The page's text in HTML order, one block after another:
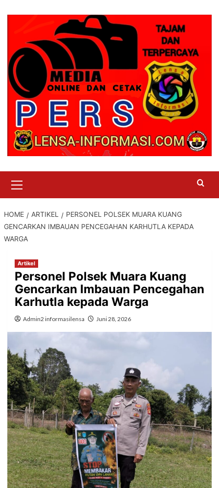
Menu
HOME ARTIKEL
PERSONEL POLSEK MUARA KUANG
GENCARKAN IMBAUAN PENCEGAHAN KARHUTLA KEPADA
WARGA
Artikel
Personel Polsek Muara Kuang
Gencarkan Imbauan Pencegahan
Karhutla kepada Warga
Admin2 informasilensa Juni 28, 2026